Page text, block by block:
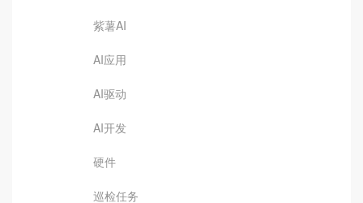
紫薯AI
AI应用
AI驱动
AI开发
硬件
巡检任务